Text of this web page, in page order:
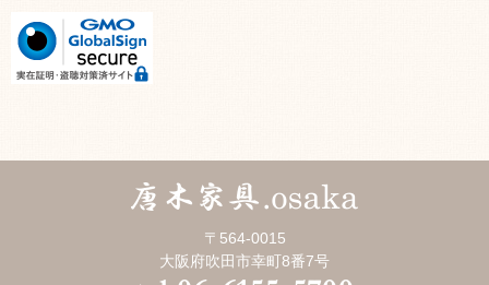
〒564-0015
大阪府吹田市幸町8番7号